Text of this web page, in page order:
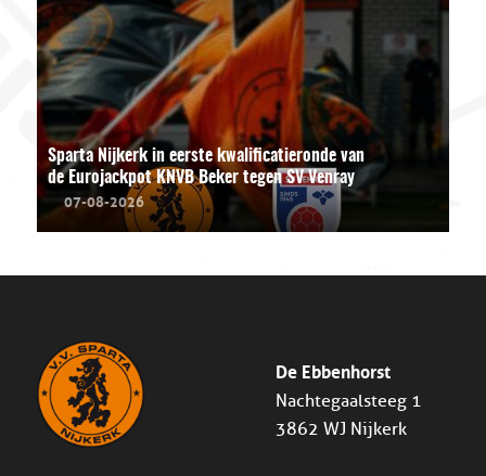
Sparta Nijkerk in eerste kwalificatieronde van
de Eurojackpot KNVB Beker tegen SV Venray
07-08-2026
De Ebbenhorst
Nachtegaalsteeg 1
3862 WJ Nijkerk